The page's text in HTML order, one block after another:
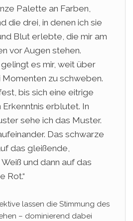
Palette an Farben,
die drei, in denen ich sie
Blut erlebte, die mir am
vor Augen stehen.
es mir, weit über
Momenten zu schweben.
bis sich eine eitrige
Erkenntnis erblutet. In
sehe ich das Muster.
Das schwarze
das gleißende,
und dann auf das
Rot.“
lassen die Stimmung des
– dominierend dabei